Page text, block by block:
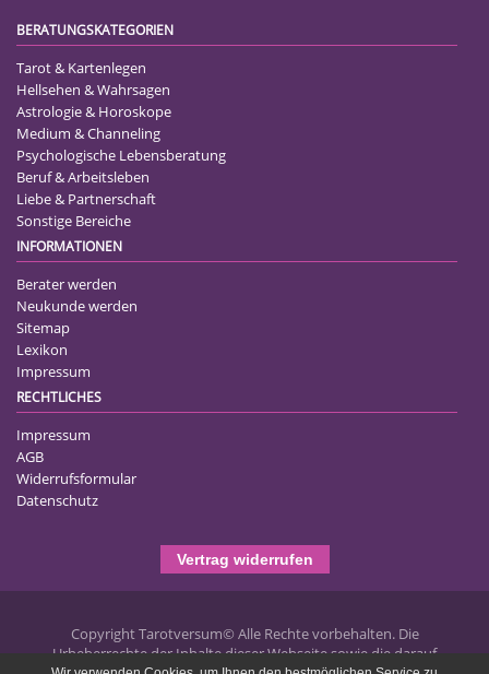
BERATUNGSKATEGORIEN
Tarot & Kartenlegen
Hellsehen & Wahrsagen
Astrologie & Horoskope
Medium & Channeling
Psychologische Lebensberatung
Beruf & Arbeitsleben
Liebe & Partnerschaft
Sonstige Bereiche
INFORMATIONEN
Berater werden
Neukunde werden
Sitemap
Lexikon
Impressum
RECHTLICHES
Impressum
AGB
Widerrufsformular
Datenschutz
Vertrag widerrufen
Copyright Tarotversum© Alle Rechte vorbehalten. Die
Urheberrechte der Inhalte dieser Webseite sowie die darauf